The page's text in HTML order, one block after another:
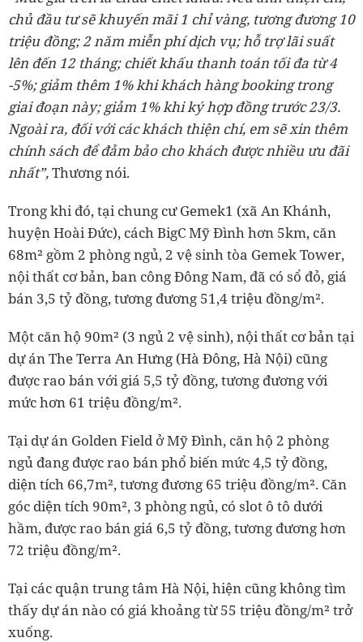
chủ đầu tư sẽ khuyến mãi 1 chỉ vàng, tương đương 10
triệu đồng; 2 năm miễn phí dịch vụ; hỗ trợ lãi suất
lên đến 12 tháng; chiết khấu thanh toán tối đa từ 4
-5%; giảm thêm 1% khi khách hàng booking trong
giai đoạn này; giảm 1% khi ký hợp đồng trước 23/3.
Ngoài ra, đối với các khách thiện chí, em sẽ xin thêm
chính sách để đảm bảo cho khách được nhiều ưu đãi
nhất”,Thương nói.
Trong khi đó, tại chung cư Gemek1 (xã An Khánh,
huyện Hoài Đức), cách BigC Mỹ Đình hơn 5km, căn
68m² gồm 2 phòng ngủ, 2 vệ sinh tòa Gemek Tower,
nội thất cơ bản, ban công Đông Nam, đã có sổ đỏ, giá
bán 3,5 tỷ đồng, tương đương 51,4 triệu đồng/m².
Một căn hộ 90m² (3 ngủ 2 vệ sinh), nội thất cơ bản tại
dự án The Terra An Hưng (Hà Đông, Hà Nội) cũng
được rao bán với giá 5,5 tỷ đồng, tương đương với
mức hơn 61 triệu đồng/m².
Tại dự án Golden Field ở Mỹ Đình, căn hộ 2 phòng
ngủ đang được rao bán phổ biến mức 4,5 tỷ đồng,
diện tích 66,7m², tương đương 65 triệu đồng/m². Căn
góc diện tích 90m², 3 phòng ngủ, có slot ô tô dưới
hầm, được rao bán giá 6,5 tỷ đồng, tương đương hơn
72 triệu đồng/m².
Tại các quận trung tâm Hà Nội, hiện cũng không tìm
thấy dự án nào có giá khoảng từ 55 triệu đồng/m² trở
xuống.